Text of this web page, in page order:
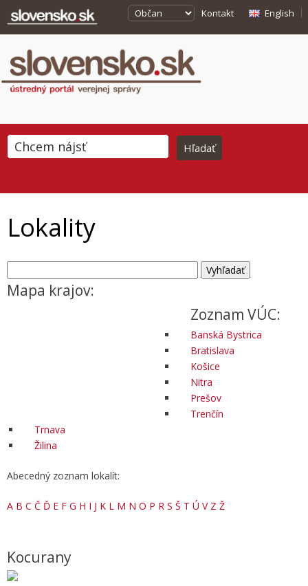
Kontakt English
Lokality
Mapa krajov:
Zoznam VÚC:
Banská Bystrica
Bratislava
Košice
Nitra
Prešov
Trenčín
Trnava
Žilina
Abecedný zoznam lokalít:
A B C Č Ď E F G H I J K L M N O P R S Š T Ú V Z Ž
Kocurany